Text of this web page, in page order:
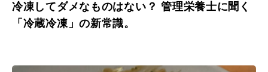
冷凍してダメなものはない？ 管理栄養士に聞く
「冷蔵冷凍」の新常識。